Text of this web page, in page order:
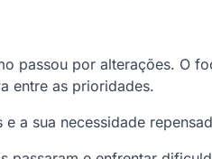
passou por alterações. O
entre as prioridades.
a sua necessidade